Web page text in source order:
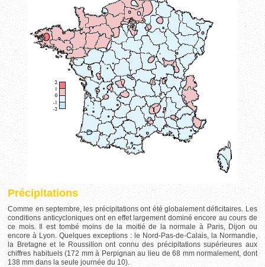
Précipitations
Comme en septembre, les précipitations ont été globalement déficitaires. Les
conditions anticycloniques ont en effet largement dominé encore au cours de
ce mois. Il est tombé moins de la moitié de la normale à Paris, Dijon ou
encore à Lyon. Quelques exceptions : le Nord-Pas-de-Calais, la Normandie,
la Bretagne et le Roussillon ont connu des précipitations supérieures aux
chiffres habituels (172 mm à Perpignan au lieu de 68 mm normalement, dont
138 mm dans la seule journée du 10).